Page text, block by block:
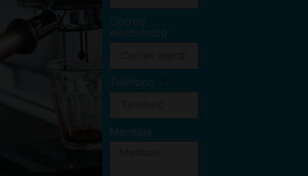
Correo
electrónico
Teléfono
Mensaje